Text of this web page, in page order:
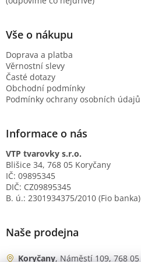
Vše o nákupu
Doprava a platba
Věrnostní slevy
Časté dotazy
Obchodní podmínky
Podmínky ochrany osobních údajů
Informace o nás
VTP tvarovky s.r.o.
Blišice 34, 768 05 Koryčany
IČ: 09895345
DIČ: CZ09895345
B. ú.: 2301934375/2010 (Fio banka)
Naše prodejna
Koryčany, Náměstí 109, 768 05